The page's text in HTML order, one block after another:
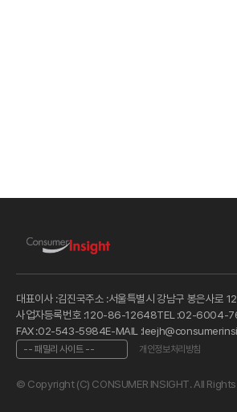
대표이사 :김진국주소 :서울특별시 강남구 봉은사로
사업자등록번호 :120-86-12648TEL :02-6004-
FAX :02-543-5984E-MAIL :
개인정보처리방침
© Copyright (C) CONSUMER INSIGHT. All